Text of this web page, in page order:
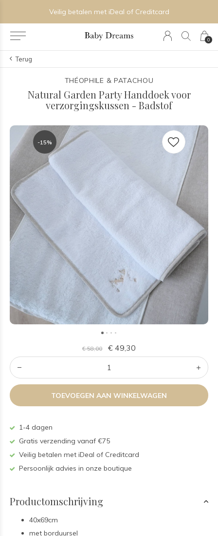
0
Veilig betalen met iDeal of Creditcard
Terug
THÉOPHILE & PATACHOU
Natural Garden Party Handdoek voor
verzorgingskussen - Badstof
-15%
€ 58,00 € 49,30
TOEVOEGEN AAN WINKELWAGEN
1-4 dagen
Gratis verzending vanaf €75
Veilig betalen met iDeal of Creditcard
Persoonlijk advies in onze boutique
Productomschrijving
40x69cm
met borduursel